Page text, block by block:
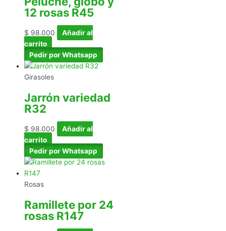
12 rosas R45
$ 98.000
Añadir al
carrito
Pedir por Whatsapp
Girasoles
Jarrón variedad
R32
$ 98.000
Añadir al
carrito
Pedir por Whatsapp
Rosas
Ramillete por 24
rosas R147